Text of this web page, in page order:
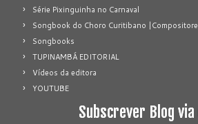
Série Pixinguinha no Carnaval
Songbook do Choro Curitibano
Songbooks
TUPINAMBÁ EDITORIAL
Vídeos da editora
YOUTUBE
Subscrever Blog via